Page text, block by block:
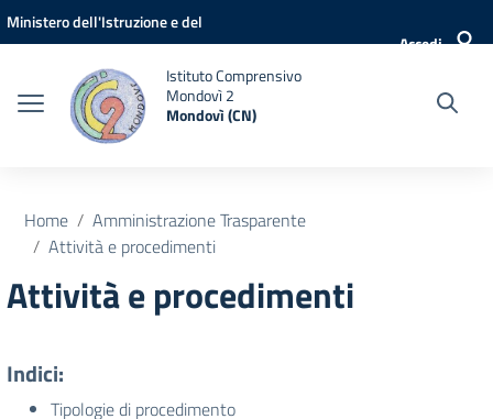
Vai ai contenuti
Vai al menu di navigazione
Vai al footer
Ministero dell'Istruzione e del
Accedi
Istituto Comprensivo
Mondovì 2
Mondovì (CN)
Home
Amministrazione Trasparente
Attività e procedimenti
Attività e procedimenti
Indici:
Tipologie di procedimento